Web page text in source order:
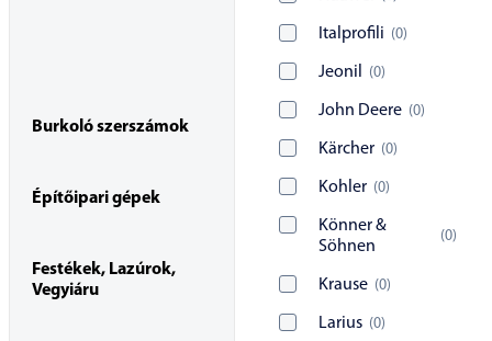
Italprofili (0)
Jeonil (0)
John Deere (0)
Kärcher (0)
Kohler (0)
Könner &
Söhnen
(0)
Krause (0)
Larius (0)
Burkoló szerszámok
Építőipari gépek
Festékek, Lazúrok,
Vegyiáru